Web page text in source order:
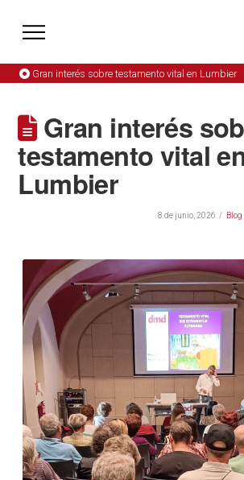
Gran interés sobre testamento vital en Lumbier
Gran interés
testamento vital
Lumbier
8 de junio, 2026 Blog